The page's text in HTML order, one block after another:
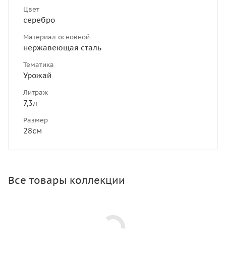
Цвет
серебро
Материал основной
нержавеющая сталь
Тематика
Урожай
Литраж
7,3л
Размер
28см
Все товары коллекции